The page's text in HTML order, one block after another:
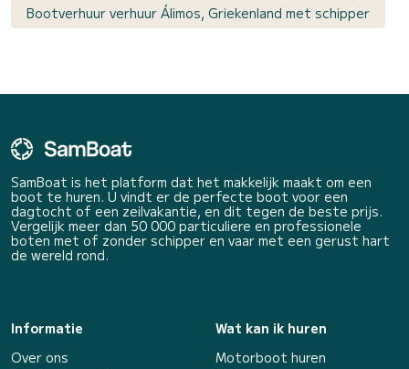
Bootverhuur verhuur Álimos, Griekenland met schipper
SamBoat is het platform dat het makkelijk maakt om een
boot te huren. U vindt er de perfecte boot voor een
dagtocht of een zeilvakantie, en dit tegen de beste prijs.
Vergelijk meer dan 50 000 particuliere en professionele
boten met of zonder schipper en vaar met een gerust hart
de wereld rond.
Informatie
Over ons
Wat kan ik huren
Motorboot huren